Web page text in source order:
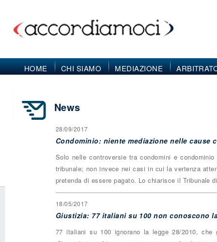
HOME CHI SIAMO MEDIAZIONE
News
28/09/2017
Condominio: niente mediazione nelle cause
Solo nelle controversie tra condomini e
tribunale; non invece nei casi in cui la vertenza
pretenda di essere pagato. Lo chiarisce il Tribunale
18/05/2017
Giustizia: 77 italiani su 100 non conoscono
77 italiani su 100 ignorano la legge 28/2010,